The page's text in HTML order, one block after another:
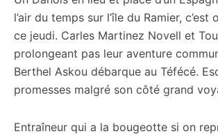
l’air du temps sur l’île du Ramier,
ce jeudi. Carles Martinez Novell et
prolongeant pas leur aventure
Berthel Askou débarque au Téfécé.
promesses malgré son côté grand
Entraîneur qui a la bougeotte si on